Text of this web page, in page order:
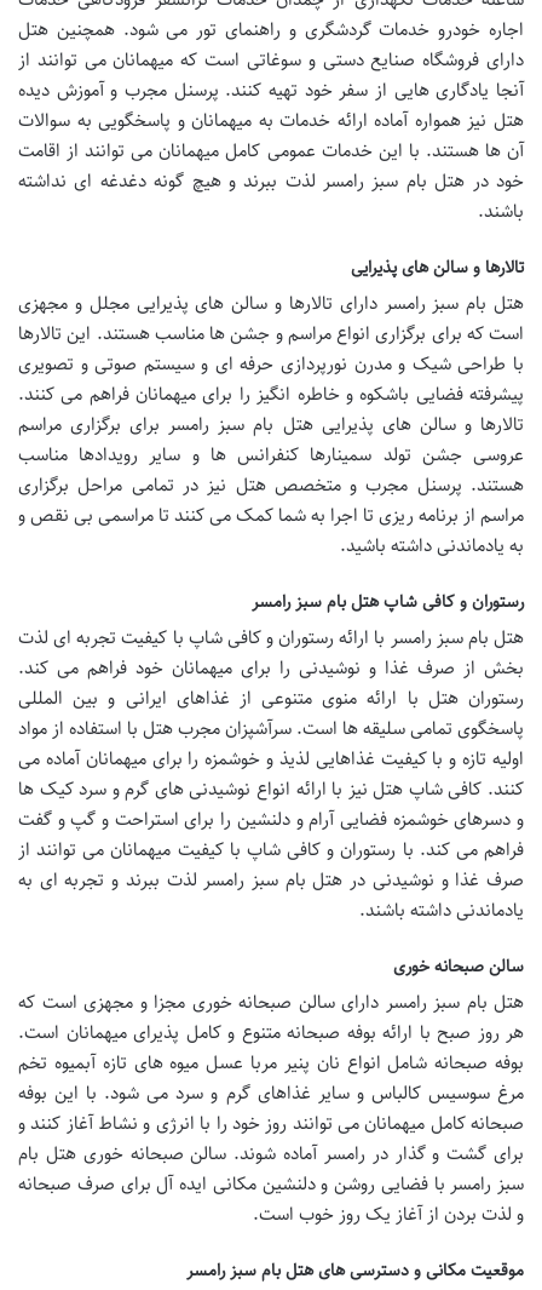
اجاره خودرو خدمات گردشگری و راهنمای تور می شود. همچنین هتل
دارای فروشگاه صنایع دستی و سوغاتی است که میهمانان می توانند از
آنجا یادگاری هایی از سفر خود تهیه کنند. پرسنل مجرب و آموزش دیده
هتل نیز همواره آماده ارائه خدمات به میهمانان و پاسخگویی به سوالات
آن ها هستند. با این خدمات عمومی کامل میهمانان می توانند از اقامت
خود در هتل بام سبز رامسر لذت ببرند و هیچ گونه دغدغه ای نداشته
باشند.
تالارها و سالن های پذیرایی
هتل بام سبز رامسر دارای تالارها و سالن های پذیرایی مجلل و مجهزی
است که برای برگزاری انواع مراسم و جشن ها مناسب هستند. این تالارها
با طراحی شیک و مدرن نورپردازی حرفه ای و سیستم صوتی و تصویری
پیشرفته فضایی باشکوه و خاطره انگیز را برای میهمانان فراهم می کنند.
تالارها و سالن های پذیرایی هتل بام سبز رامسر برای برگزاری مراسم
عروسی جشن تولد سمینارها کنفرانس ها و سایر رویدادها مناسب
هستند. پرسنل مجرب و متخصص هتل نیز در تمامی مراحل برگزاری
مراسم از برنامه ریزی تا اجرا به شما کمک می کنند تا مراسمی بی نقص و
به یادماندنی داشته باشید.
رستوران و کافی شاپ هتل بام سبز رامسر
هتل بام سبز رامسر با ارائه رستوران و کافی شاپ با کیفیت تجربه ای لذت
بخش از صرف غذا و نوشیدنی را برای میهمانان خود فراهم می کند.
رستوران هتل با ارائه منوی متنوعی از غذاهای ایرانی و بین المللی
پاسخگوی تمامی سلیقه ها است. سرآشپزان مجرب هتل با استفاده از مواد
اولیه تازه و با کیفیت غذاهایی لذیذ و خوشمزه را برای میهمانان آماده می
کنند. کافی شاپ هتل نیز با ارائه انواع نوشیدنی های گرم و سرد کیک ها
و دسرهای خوشمزه فضایی آرام و دلنشین را برای استراحت و گپ و گفت
فراهم می کند. با رستوران و کافی شاپ با کیفیت میهمانان می توانند از
صرف غذا و نوشیدنی در هتل بام سبز رامسر لذت ببرند و تجربه ای به
یادماندنی داشته باشند.
سالن صبحانه خوری
هتل بام سبز رامسر دارای سالن صبحانه خوری مجزا و مجهزی است که
هر روز صبح با ارائه بوفه صبحانه متنوع و کامل پذیرای میهمانان است.
بوفه صبحانه شامل انواع نان پنیر مربا عسل میوه های تازه آبمیوه تخم
مرغ سوسیس کالباس و سایر غذاهای گرم و سرد می شود. با این بوفه
صبحانه کامل میهمانان می توانند روز خود را با انرژی و نشاط آغاز کنند و
برای گشت و گذار در رامسر آماده شوند. سالن صبحانه خوری هتل بام
سبز رامسر با فضایی روشن و دلنشین مکانی ایده آل برای صرف صبحانه
و لذت بردن از آغاز یک روز خوب است.
موقعیت مکانی و دسترسی های هتل بام سبز رامسر